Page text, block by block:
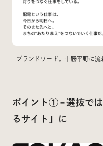
ブランドワード。十勝平野に流
ポイント① – 選抜で
るサイト」に